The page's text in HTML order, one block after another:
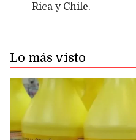
Rica y Chile.
Lo más visto